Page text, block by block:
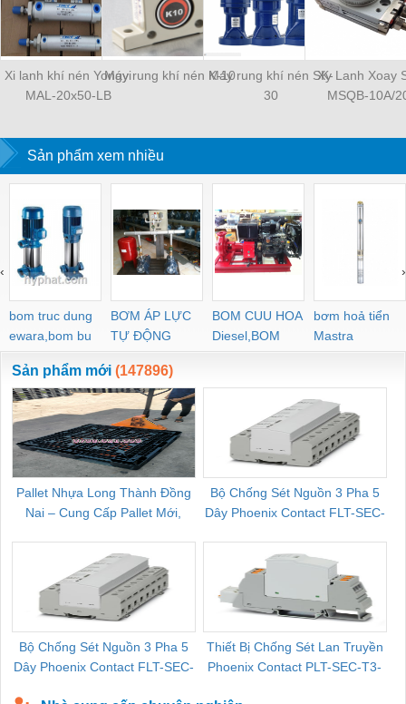
Xi lanh khí nén Yongyi
MAL-20x50-LB
Máy rung khí nén K-10Máy rung khí nén SK-
30
Xy Lanh Xoay
MSQB-10A/
Sản phẩm xem nhiều
bom truc dung
ewara,bom bu
ewara
BƠM ÁP LỰC
TỰ ĐỘNG
BOM CUU HOA
Diesel,BOM
CHUA CHAY
bơm hoả tiển
Mastra
‹ ›
Sản phẩm mới (147896)
Pallet Nhựa Long Thành Đồng
Nai – Cung Cấp Pallet Mới,
Bộ Chống Sét Nguồn 3 Pha 5
Dây Phoenix Contact FLT-SEC-
Bộ Chống Sét Nguồn 3 Pha 5
Dây Phoenix Contact FLT-SEC-
Thiết Bị Chống Sét Lan Truyền
Phoenix Contact PLT-SEC-T3-